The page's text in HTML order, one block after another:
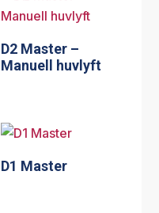
D2 Master –
Manuell huvlyft
D1 Master